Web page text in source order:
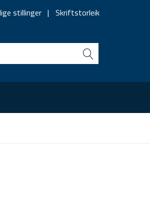
stillinger Skriftstorleik